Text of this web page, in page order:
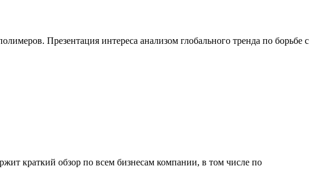
Презентация интереса анализом глобального тренда по борьбе с
краткий обзор по всем бизнесам компании, в том числе по